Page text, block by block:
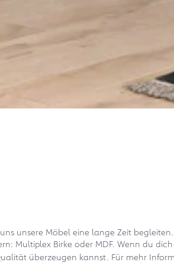
unsere Möbel eine lange Zeit
Multiplex Birke oder MDF. Wenn du
überzeugen kannst. Für mehr